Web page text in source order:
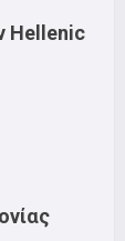
Hellenic